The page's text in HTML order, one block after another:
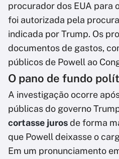
procurador dos EUA para
foi autorizada pela
indicada por Trump. Os
documentos de gastos,
públicos de Powell ao
O pano de fundo
A investigação ocorre
públicas do governo
cortasse jurosde forma
que Powell deixasse o
Em um pronunciamento